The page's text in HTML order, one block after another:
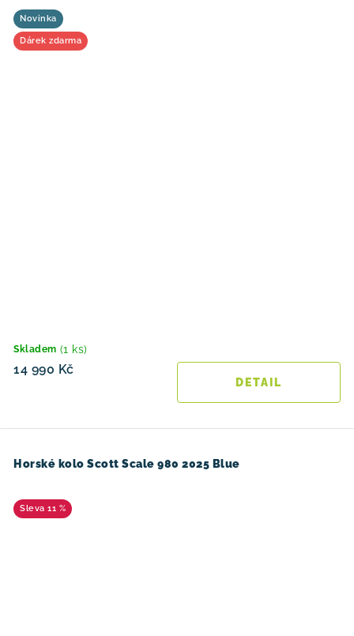
Novinka
Dárek zdarma
Skladem (1 ks)
14 990 Kč
Horské kolo Scott Scale 980 2025 Blue
11 %